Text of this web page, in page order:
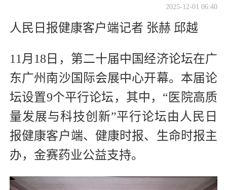
2025-12-01 06:40
人民日报健康客户端记者 张赫 邱越
11月18日，第二十届中国经济论坛在广
东广州南沙国际会展中心开幕。本届论
坛设置9个平行论坛，其中，“医院高质
量发展与科技创新”平行论坛由人民日
报健康客户端、健康时报、生命时报主
办，金赛药业公益支持。